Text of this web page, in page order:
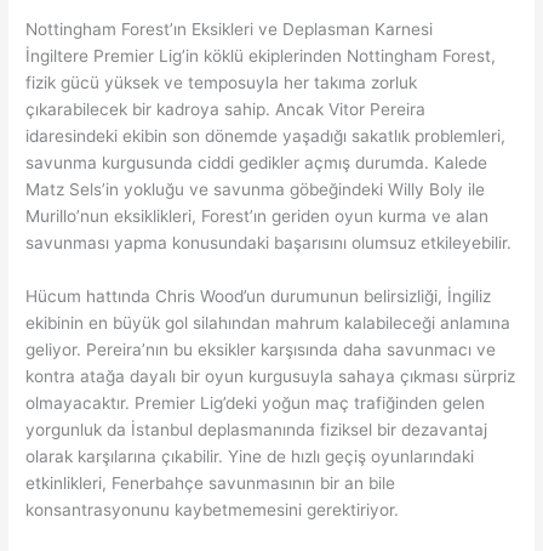
Nottingham Forest’ın Eksikleri ve Deplasman Karnesi
İngiltere Premier Lig’in köklü ekiplerinden Nottingham Forest,
fizik gücü yüksek ve temposuyla her takıma zorluk
çıkarabilecek bir kadroya sahip. Ancak Vitor Pereira
idaresindeki ekibin son dönemde yaşadığı sakatlık problemleri,
savunma kurgusunda ciddi gedikler açmış durumda. Kalede
Matz Sels’in yokluğu ve savunma göbeğindeki Willy Boly ile
Murillo’nun eksiklikleri, Forest’ın geriden oyun kurma ve alan
savunması yapma konusundaki başarısını olumsuz etkileyebilir.
Hücum hattında Chris Wood’un durumunun belirsizliği, İngiliz
ekibinin en büyük gol silahından mahrum kalabileceği anlamına
geliyor. Pereira’nın bu eksikler karşısında daha savunmacı ve
kontra atağa dayalı bir oyun kurgusuyla sahaya çıkması sürpriz
olmayacaktır. Premier Lig’deki yoğun maç trafiğinden gelen
yorgunluk da İstanbul deplasmanında fiziksel bir dezavantaj
olarak karşılarına çıkabilir. Yine de hızlı geçiş oyunlarındaki
etkinlikleri, Fenerbahçe savunmasının bir an bile
konsantrasyonunu kaybetmemesini gerektiriyor.